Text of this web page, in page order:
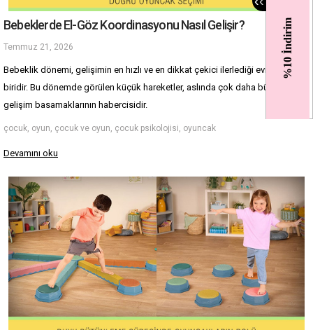
%10 İndirim
Bebeklerde El-Göz Koordinasyonu Nasıl Gelişir?
Temmuz 21, 2026
Bebeklik dönemi, gelişimin en hızlı ve en dikkat çekici ilerlediği evrelerden
biridir. Bu dönemde görülen küçük hareketler, aslında çok daha büyük
gelişim basamaklarının habercisidir.
çocuk, oyun, çocuk ve oyun, çocuk psikolojisi, oyuncak
Devamını oku